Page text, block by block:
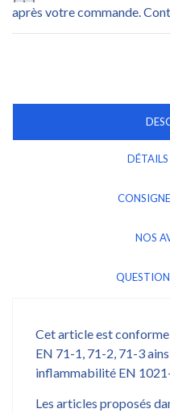
après votre commande.
NOS
Cet article est conforme
EN 71-1, 71-2, 71-3
inflammabilité EN
Les articles proposés